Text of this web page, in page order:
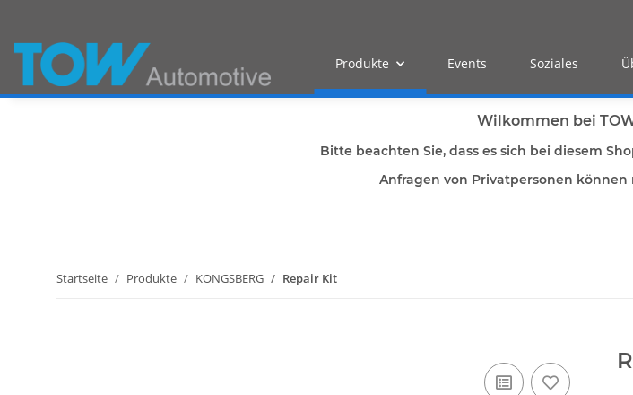
Produkte Events Soziales
Wilkommen bei
Bitte beachten Sie, dass es sich bei diesem
Anfragen von Privatpersonen
Startseite Produkte KONGSBERG Repair Kit